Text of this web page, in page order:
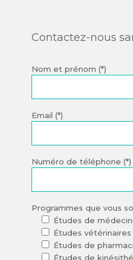
Contactez-nous
Nom et prénom (*)
Email (*)
Numéro de téléphone (*)
Programmes que vous
Études de
Études vétérinaires
Études de
Études de